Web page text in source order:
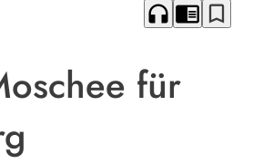
headphones chrome_reader_mode bookmark_border
für